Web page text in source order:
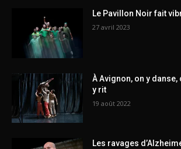
Le Pavillon Noir fait
27 avril 2023
À Avignon, on y danse,
y rit
19 août 2022
Les ravages